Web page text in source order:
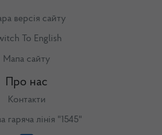
версія сайту
To English
Мапа сайту
Про нас
Контакти
гаряча лінія "1545"